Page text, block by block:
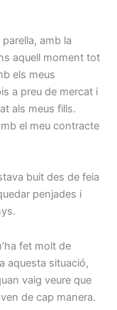
amb la
aquell moment tot
els meus
a preu de mercat i
als meus fills.
el meu contracte
buit des de feia
penjades i
fet molt de
aquesta situació,
vaig veure que
de cap manera.